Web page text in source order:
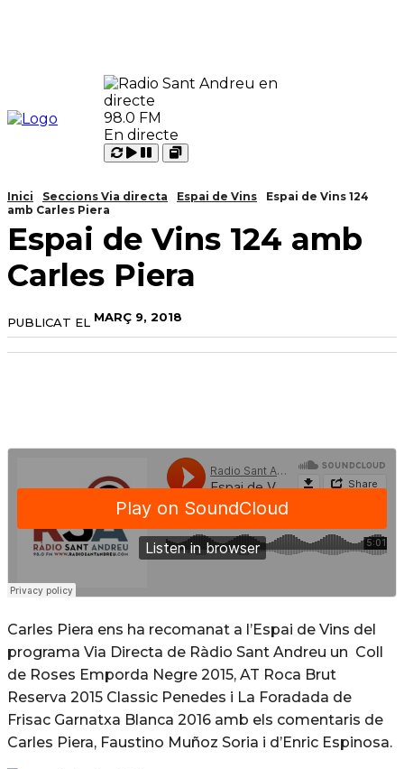
98.0 FM
En directe
Carregant
Reproduir
Pausar
Open
Inici Seccions Via directa Espai de Vins
Espai de Vins 124
amb Carles Piera
Espai de Vins 124 amb
Carles Piera
PUBLICAT EL MARÇ 9, 2018
Carles Piera ens ha recomanat a l’Espai de Vins del
programa Via Directa de Ràdio Sant Andreu un Coll
de Roses Emporda Negre 2015, AT Roca Brut
Reserva 2015 Classic Penedes i La Foradada de
Frisac Garnatxa Blanca 2016 amb els comentaris de
Carles Piera, Faustino Muñoz Soria i d’Enric Espinosa.